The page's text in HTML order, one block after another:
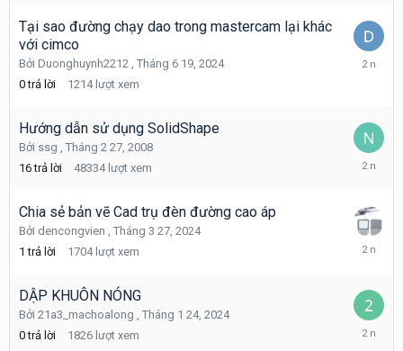
Tại sao đường chạy dao trong mastercam lại khác
với cimco
Bởi Duonghuynh2212 , Tháng 6 19, 2024
0 trả lời 1214 lượt xem
Tháng
Hướng dẫn sử dụng SolidShape
Bởi ssg , Tháng 2 27, 2008
16 trả lời 48334 lượt xem
Tháng
2024
Chia sẻ bản vẽ Cad trụ đèn đường cao áp
Bởi dencongvien , Tháng 3 27, 2024
1 trả lời 1704 lượt xem
Tháng
2024
DẬP KHUÔN NÓNG
Bởi 21a3_machoalong , Tháng 1 24, 2024
0 trả lời 1826 lượt xem
Tháng